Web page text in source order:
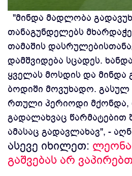
"მინდა მადლობა
თანაგუნდელებს
თამაშის
დამშვიდება სცადეს.
ყველას მოსდის და მინდა
ბოდიში მოვუხადო.
რთული პერიოდი
გადალახვაც წარმატებით
ამასაც გადავლახავ", -
ასევე იხილეთ:
გაშვებას არ